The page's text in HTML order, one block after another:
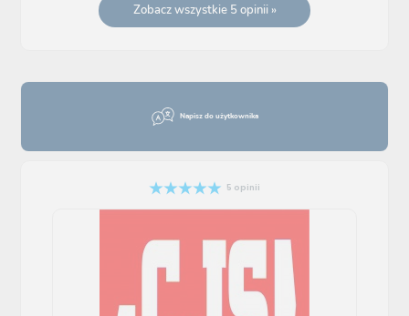
Napisz do użytkownika
5 opinii
Zobacz wszystkie 5 opinii »